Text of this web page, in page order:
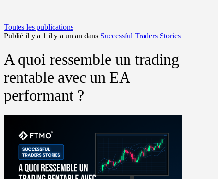
Toutes les publications
Publié il y a 1 il y a un an dans Successful Traders Stories
A quoi ressemble un trading
rentable avec un EA
performant ?